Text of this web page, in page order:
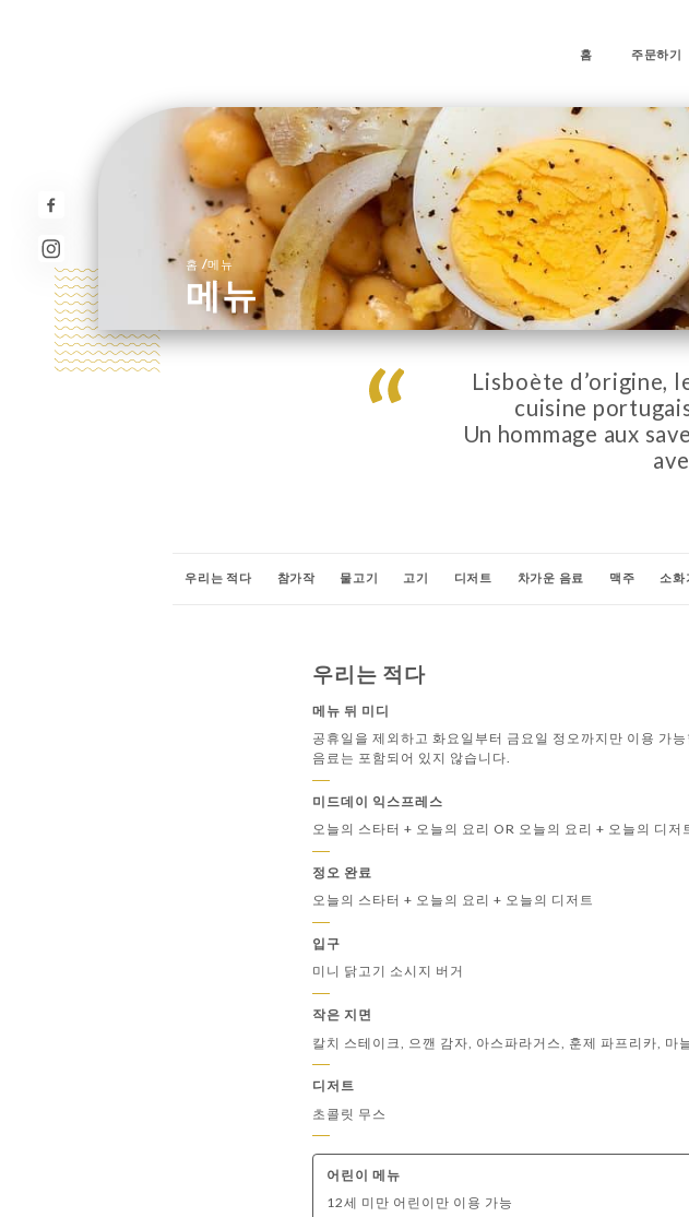
홈 주문하기
홈 /메뉴
메뉴
Lisboète d’origine,
cuisine
Un hommage aux
우리는 적다 참가작 물고기 고기 디저트 차가운 음료 맥주 소화
우리는 적다
메뉴 뒤 미디
공휴일을 제외하고 화요일부터 금요일 정오까지만 이용 가
음료는 포함되어 있지 않습니다.
미드데이 익스프레스
오늘의 스타터 + 오늘의 요리 OR 오늘의 요리 + 오늘의 디저
정오 완료
오늘의 스타터 + 오늘의 요리 + 오늘의 디저트
입구
미니 닭고기 소시지 버거
작은 지면
칼치 스테이크, 으깬 감자, 아스파라거스, 훈제 파프리카, 마
디저트
초콜릿 무스
어린이 메뉴
12세 미만 어린이만 이용 가능